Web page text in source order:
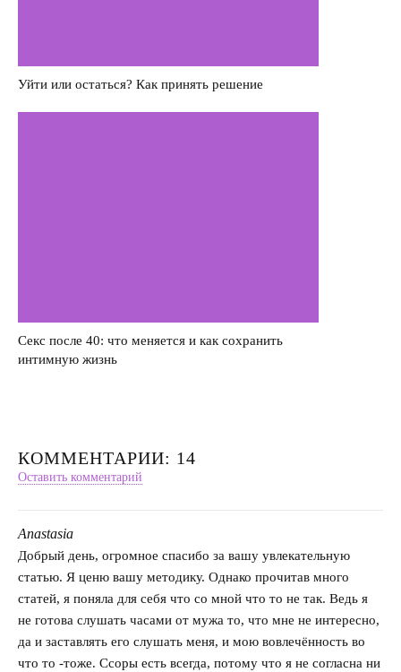
Уйти или остаться? Как принять решение
Секс после 40: что меняется и как сохранить
интимную жизнь
КОММЕНТАРИИ: 14
Оставить комментарий
Anastasia
говорит:
Добрый день, огромное спасибо за вашу увлекательную
статью. Я ценю вашу методику. Однако прочитав много
статей, я поняла для себя что со мной что то не так. Ведь я
не готова слушать часами от мужа то, что мне не интересно,
да и заставлять его слушать меня, и мою вовлечённость во
что то -тоже. Ссоры есть всегда, потому что я не согласна ни